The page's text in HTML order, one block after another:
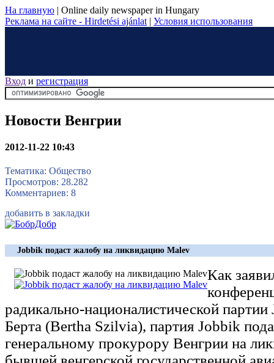
На главную | Online daily newspaper in Hungary
Реклама на сайте - Hirdetési ajánlat | Условия использования
Вход и регистрация
Новости Венгрии
2012-11-22 10:43
Тематика: Общество
Просмотров: 28.282
Комментариев: 8
добавить в закладки
Jobbik подаст жалобу на ликвидацию Malev
Как
радикально-националистической
Берта (Bertha Szilvia), партия Jobbik
генеральному прокурору Венгрии на